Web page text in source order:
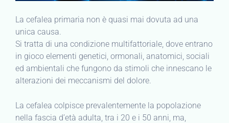
La cefalea primaria non è quasi mai dovuta ad una
unica causa.
Si tratta di una condizione multifattoriale, dove entrano
in gioco elementi genetici, ormonali, anatomici, sociali
ed ambientali che fungono da stimoli che innescano le
alterazioni dei meccanismi del dolore.
La cefalea colpisce prevalentemente la popolazione
nella fascia d’età adulta, tra i 20 e i 50 anni, ma,